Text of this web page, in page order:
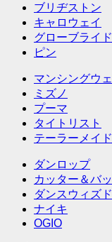
ブリヂストン
キャロウェイ
グローブライド
ピン
マンシングウ
ミズノ
プーマ
タイトリスト
テーラーメイド
ダンロップ
カッター＆バ
ダンスウィズ
ナイキ
OGIO